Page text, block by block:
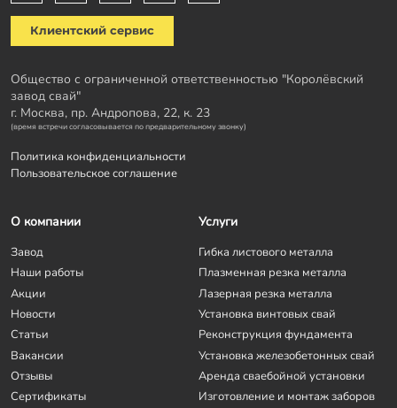
Клиентский сервис
Общество с ограниченной ответственностью "Королёвский
завод свай"
г. Москва, пр. Андропова, 22, к. 23
(время встречи согласовывается по предварительному звонку)
Политика конфиденциальности
Пользовательское соглашение
О компании
Завод
Наши работы
Акции
Новости
Статьи
Вакансии
Отзывы
Сертификаты
Услуги
Гибка листового металла
Плазменная резка металла
Лазерная резка металла
Установка винтовых свай
Реконструкция фундамента
Установка железобетонных свай
Аренда сваебойной установки
Изготовление и монтаж заборов